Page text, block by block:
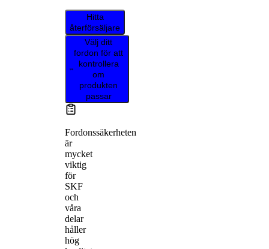
Hitta
återförsäljare
Välj ditt
fordon för att
kontrollera
om
produkten
passar
Fordonssäkerheten
är
mycket
viktig
för
SKF
och
våra
delar
håller
hög